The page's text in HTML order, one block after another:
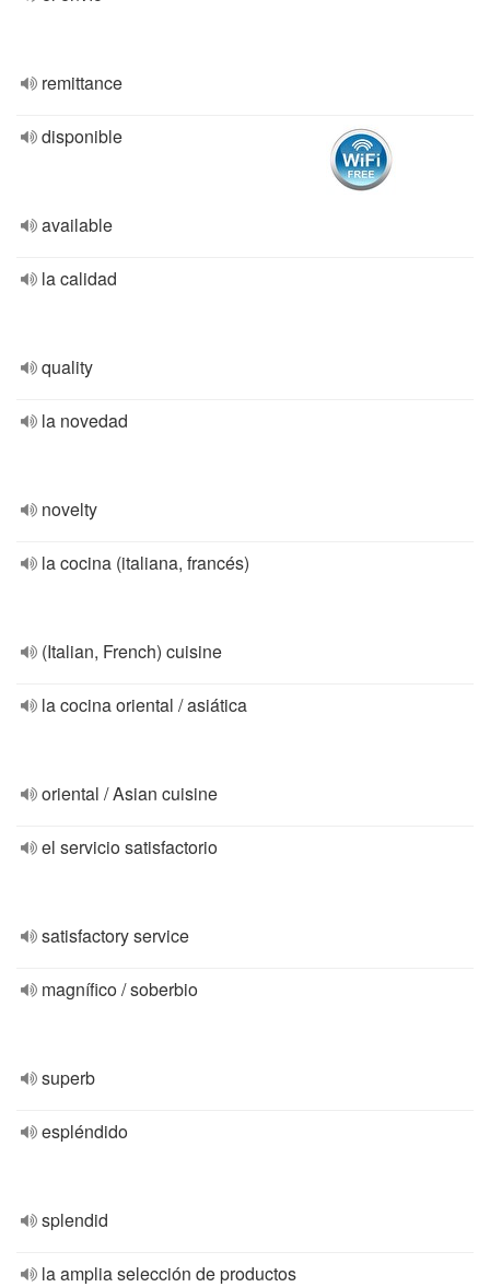
remittance
disponible
available
la calidad
quality
la novedad
novelty
la cocina (italiana, francés)
(Italian, French) cuisine
la cocina oriental / asiática
oriental / Asian cuisine
el servicio satisfactorio
satisfactory service
magnífico / soberbio
superb
espléndido
splendid
la amplia selección de productos